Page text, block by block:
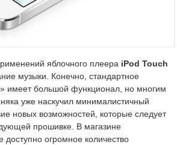
яблочного плеера iPod Touch
музыки. Конечно, стандартное
имеет большой функционал, но многим
уже наскучил минималистичный
новых возможностей, которые следует
прошивке. В магазине
огромное количество